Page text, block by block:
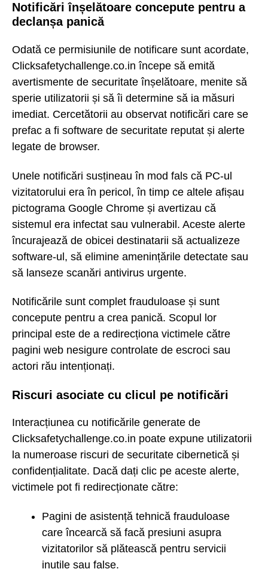
Notificări înșelătoare concepute pentru a
declanșa panică
Odată ce permisiunile de notificare sunt acordate,
Clicksafetychallenge.co.in începe să emită
avertismente de securitate înșelătoare, menite să
sperie utilizatorii și să îi determine să ia măsuri
imediat. Cercetătorii au observat notificări care se
prefac a fi software de securitate reputat și alerte
legate de browser.
Unele notificări susțineau în mod fals că PC-ul
vizitatorului era în pericol, în timp ce altele afișau
pictograma Google Chrome și avertizau că
sistemul era infectat sau vulnerabil. Aceste alerte
încurajează de obicei destinatarii să actualizeze
software-ul, să elimine amenințările detectate sau
să lanseze scanări antivirus urgente.
Notificările sunt complet frauduloase și sunt
concepute pentru a crea panică. Scopul lor
principal este de a redirecționa victimele către
pagini web nesigure controlate de escroci sau
actori rău intenționați.
Riscuri asociate cu clicul pe notificări
Interacțiunea cu notificările generate de
Clicksafetychallenge.co.in poate expune utilizatorii
la numeroase riscuri de securitate cibernetică și
confidențialitate. Dacă dați clic pe aceste alerte,
victimele pot fi redirecționate către:
Pagini de asistență tehnică frauduloase
care încearcă să facă presiuni asupra
vizitatorilor să plătească pentru servicii
inutile sau false.